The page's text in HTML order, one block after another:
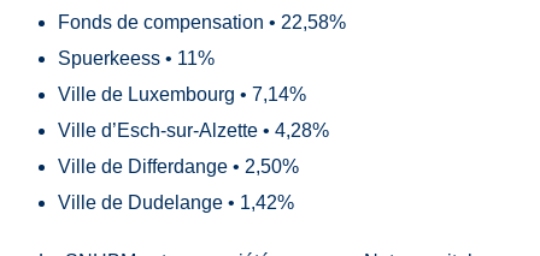
Fonds de compensation • 22,58%
Spuerkeess • 11%
Ville de Luxembourg • 7,14%
Ville d’Esch-sur-Alzette • 4,28%
Ville de Differdange • 2,50%
Ville de Dudelange • 1,42%